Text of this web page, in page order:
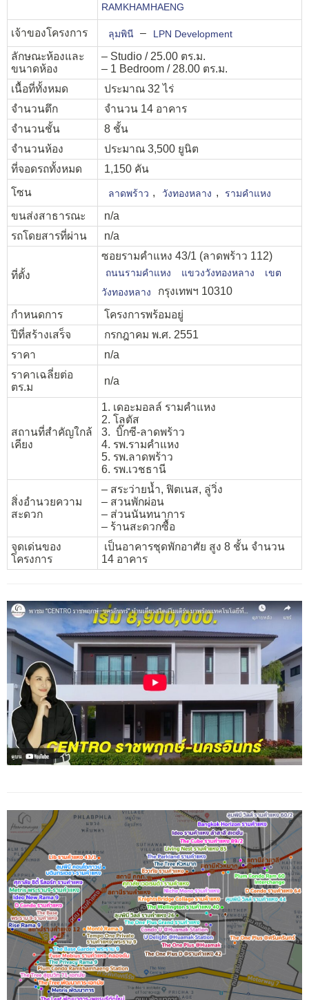
RAMKHAMHAENG
เจ้าของโครงการ ลุมพินี – LPN Development
ลักษณะห้องและ
ขนาดห้อง
– Studio / 25.00 ตร.ม.
– 1 Bedroom / 28.00 ตร.ม.
เนื้อที่ทั้งหมด
ประมาณ 32 ไร่
จำนวนตึก
จำนวน 14 อาคาร
จำนวนชั้น
8 ชั้น
จำนวนห้อง
ประมาณ 3,500 ยูนิต
ที่จอดรถทั้งหมด
1,150 คัน
โซน
ลาดพร้าว , วังทองหลาง , รามคำแหง
ขนส่งสาธารณะ
n/a
รถโดยสารที่ผ่าน
n/a
ที่ตั้ง
ซอยรามคำแหง 43/1 (ลาดพร้าว 112)
ถนนรามคำแหง แขวงวังทองหลาง
เขต
วังทองหลาง
กรุงเทพฯ 10310
กำหนดการ
โครงการพร้อมอยู่
ปีที่สร้างเสร็จ
กรกฎาคม พ.ศ. 2551
ราคา
n/a
ราคาเฉลี่ยต่อ
ตร.ม
n/a
สถานที่สำคัญใกล้
เคียง
1. เดอะมอลล์ รามคำแหง
2. โลตัส
3. บิ๊กซี-ลาดพร้าว
4. รพ.รามคำแหง
5. รพ.ลาดพร้าว
6. รพ.เวชธานี
สิ่งอำนวยความ
สะดวก
– สระว่ายน้ำ, ฟิตเนส, ลู่วิ่ง
– สวนพักผ่อน
– ส่วนนันทนาการ
– ร้านสะดวกซื้อ
จุดเด่นของ
โครงการ
เป็นอาคารชุดพักอาศัย สูง 8 ชั้น จำนวน
14 อาคาร